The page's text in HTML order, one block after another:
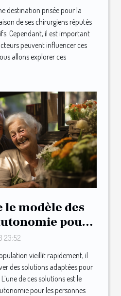
destination prisée pour la
de ses chirurgiens réputés
Cependant, il est important
peuvent influencer ces
allons explorer ces
modèle des
pour
âgées
23:52
vieillit rapidement, il
des solutions adaptées pour
de ces solutions est le
pour les personnes